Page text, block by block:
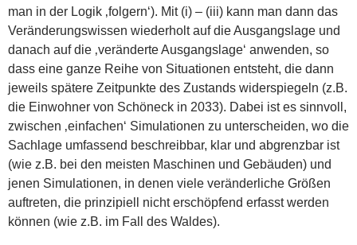
man in der Logik ‚folgern‘). Mit (i) – (iii) kann man dann das
Veränderungswissen wiederholt auf die Ausgangslage und
danach auf die ‚veränderte Ausgangslage‘ anwenden, so
dass eine ganze Reihe von Situationen entsteht, die dann
jeweils spätere Zeitpunkte des Zustands widerspiegeln (z.B.
die Einwohner von Schöneck in 2033). Dabei ist es sinnvoll,
zwischen ‚einfachen‘ Simulationen zu unterscheiden, wo die
Sachlage umfassend beschreibbar, klar und abgrenzbar ist
(wie z.B. bei den meisten Maschinen und Gebäuden) und
jenen Simulationen, in denen viele veränderliche Größen
auftreten, die prinzipiell nicht erschöpfend erfasst werden
können (wie z.B. im Fall des Waldes).